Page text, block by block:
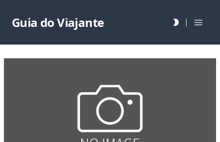
Guia do Viajante |